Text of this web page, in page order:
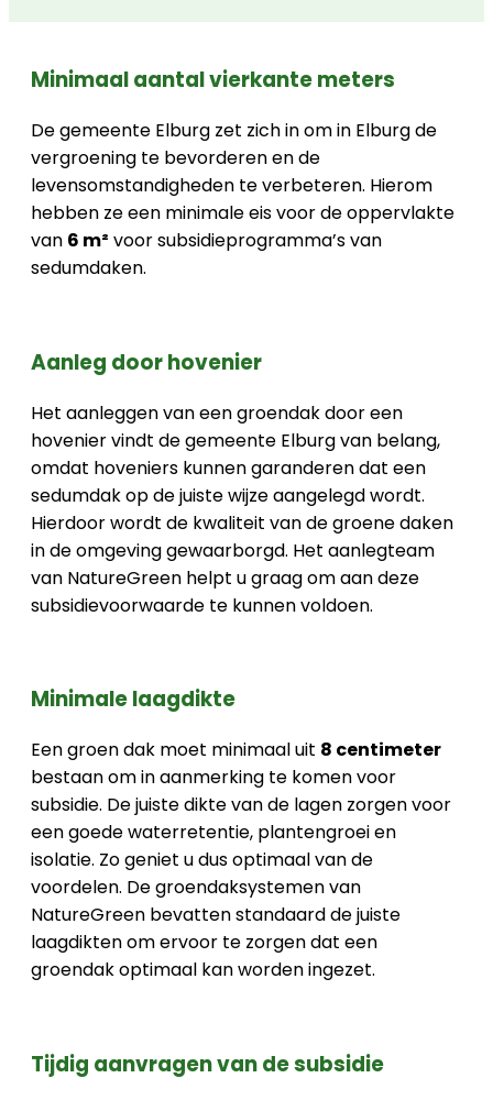
Minimaal aantal vierkante meters
De gemeente Elburg zet zich in om in Elburg de
vergroening te bevorderen en de
levensomstandigheden te verbeteren. Hierom
hebben ze een minimale eis voor de oppervlakte
van 6 m² voor subsidieprogramma’s van
sedumdaken.
Aanleg door hovenier
Het aanleggen van een groendak door een
hovenier vindt de gemeente Elburg van belang,
omdat hoveniers kunnen garanderen dat een
sedumdak op de juiste wijze aangelegd wordt.
Hierdoor wordt de kwaliteit van de groene daken
in de omgeving gewaarborgd. Het aanlegteam
van NatureGreen helpt u graag om aan deze
subsidievoorwaarde te kunnen voldoen.
Minimale laagdikte
Een groen dak moet minimaal uit 8 centimeter
bestaan om in aanmerking te komen voor
subsidie. De juiste dikte van de lagen zorgen voor
een goede waterretentie, plantengroei en
isolatie. Zo geniet u dus optimaal van de
voordelen. De groendaksystemen van
NatureGreen bevatten standaard de juiste
laagdikten om ervoor te zorgen dat een
groendak optimaal kan worden ingezet.
Tijdig aanvragen van de subsidie